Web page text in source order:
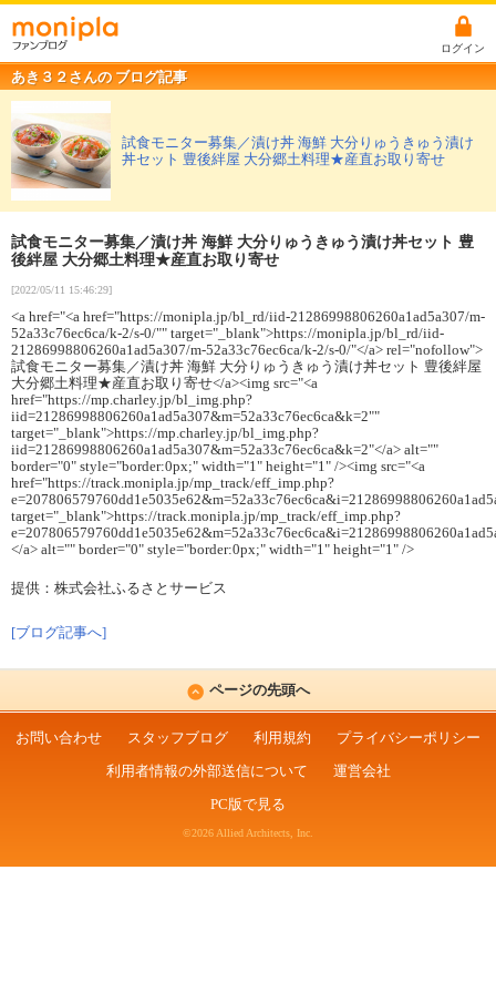
ログイン
あき３２さんの ブログ記事
試食モニター募集／漬け丼 海鮮 大分りゅうきゅう漬け
丼セット 豊後絆屋 大分郷土料理★産直お取り寄せ
試食モニター募集／漬け丼 海鮮 大分りゅうきゅう漬け丼セット 豊
後絆屋 大分郷土料理★産直お取り寄せ
[2022/05/11 15:46:29]
<a href="<a href="https://monipla.jp/bl_rd/iid-21286998806260a1ad5a307/m-
52a33c76ec6ca/k-2/s-0/"" target="_blank">https://monipla.jp/bl_rd/iid-
21286998806260a1ad5a307/m-52a33c76ec6ca/k-2/s-0/"</a> rel="nofollow">
試食モニター募集／漬け丼 海鮮 大分りゅうきゅう漬け丼セット 豊後絆屋
大分郷土料理★産直お取り寄せ</a><img src="<a
href="https://mp.charley.jp/bl_img.php?
iid=21286998806260a1ad5a307&m=52a33c76ec6ca&k=2""
target="_blank">https://mp.charley.jp/bl_img.php?
iid=21286998806260a1ad5a307&m=52a33c76ec6ca&k=2"</a> alt=""
border="0" style="border:0px;" width="1" height="1" /><img src="<a
href="https://track.monipla.jp/mp_track/eff_imp.php?
target="_blank">https://track.monipla.jp/mp_track/eff_imp.php?
</a> alt="" border="0" style="border:0px;" width="1" height="1" />
提供：株式会社ふるさとサービス
[ブログ記事へ]
ページの先頭へ
お問い合わせ スタッフブログ 利用規約
プライバシーポリシー
利用者情報の外部送信について
運営会社
PC版で見る
©2026 Allied Architects, Inc.